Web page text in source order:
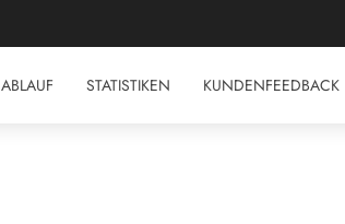
ABLAUF STATISTIKEN KUNDENFEEDBACK